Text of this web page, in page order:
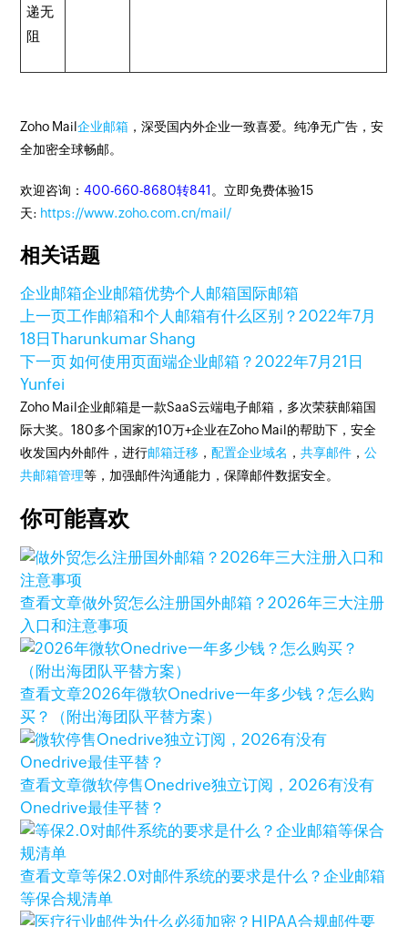
递无
阻
Zoho Mail企业邮箱 ，深受国内外企业一致喜爱。纯净无广告，安
全加密全球畅邮。
欢迎咨询：400-660-8680转841 。立即免费体验15
天: https://www.zoho.com.cn/mail/
相关话题
企业邮箱企业邮箱优势个人邮箱国际邮箱
上一页工作邮箱和个人邮箱有什么区别？2022年7月
18日Tharunkumar Shang
下一页如何使用页面端企业邮箱？2022年7月21日
Yunfei
Zoho Mail企业邮箱是一款SaaS云端电子邮箱，多次荣获邮箱国
际大奖。180多个国家的10万+企业在Zoho Mail的帮助下，安全
收发国内外邮件，进行邮箱迁移 ，配置企业域名 ，共享邮件 ，公
共邮箱管理等，加强邮件沟通能力，保障邮件数据安全。
你可能喜欢
查看文章做外贸怎么注册国外邮箱？2026年三大注册
入口和注意事项
查看文章2026年微软Onedrive一年多少钱？怎么购
买？（附出海团队平替方案）
查看文章微软停售Onedrive独立订阅，2026有没有
Onedrive最佳平替？
查看文章等保2.0对邮件系统的要求是什么？企业邮箱
等保合规清单